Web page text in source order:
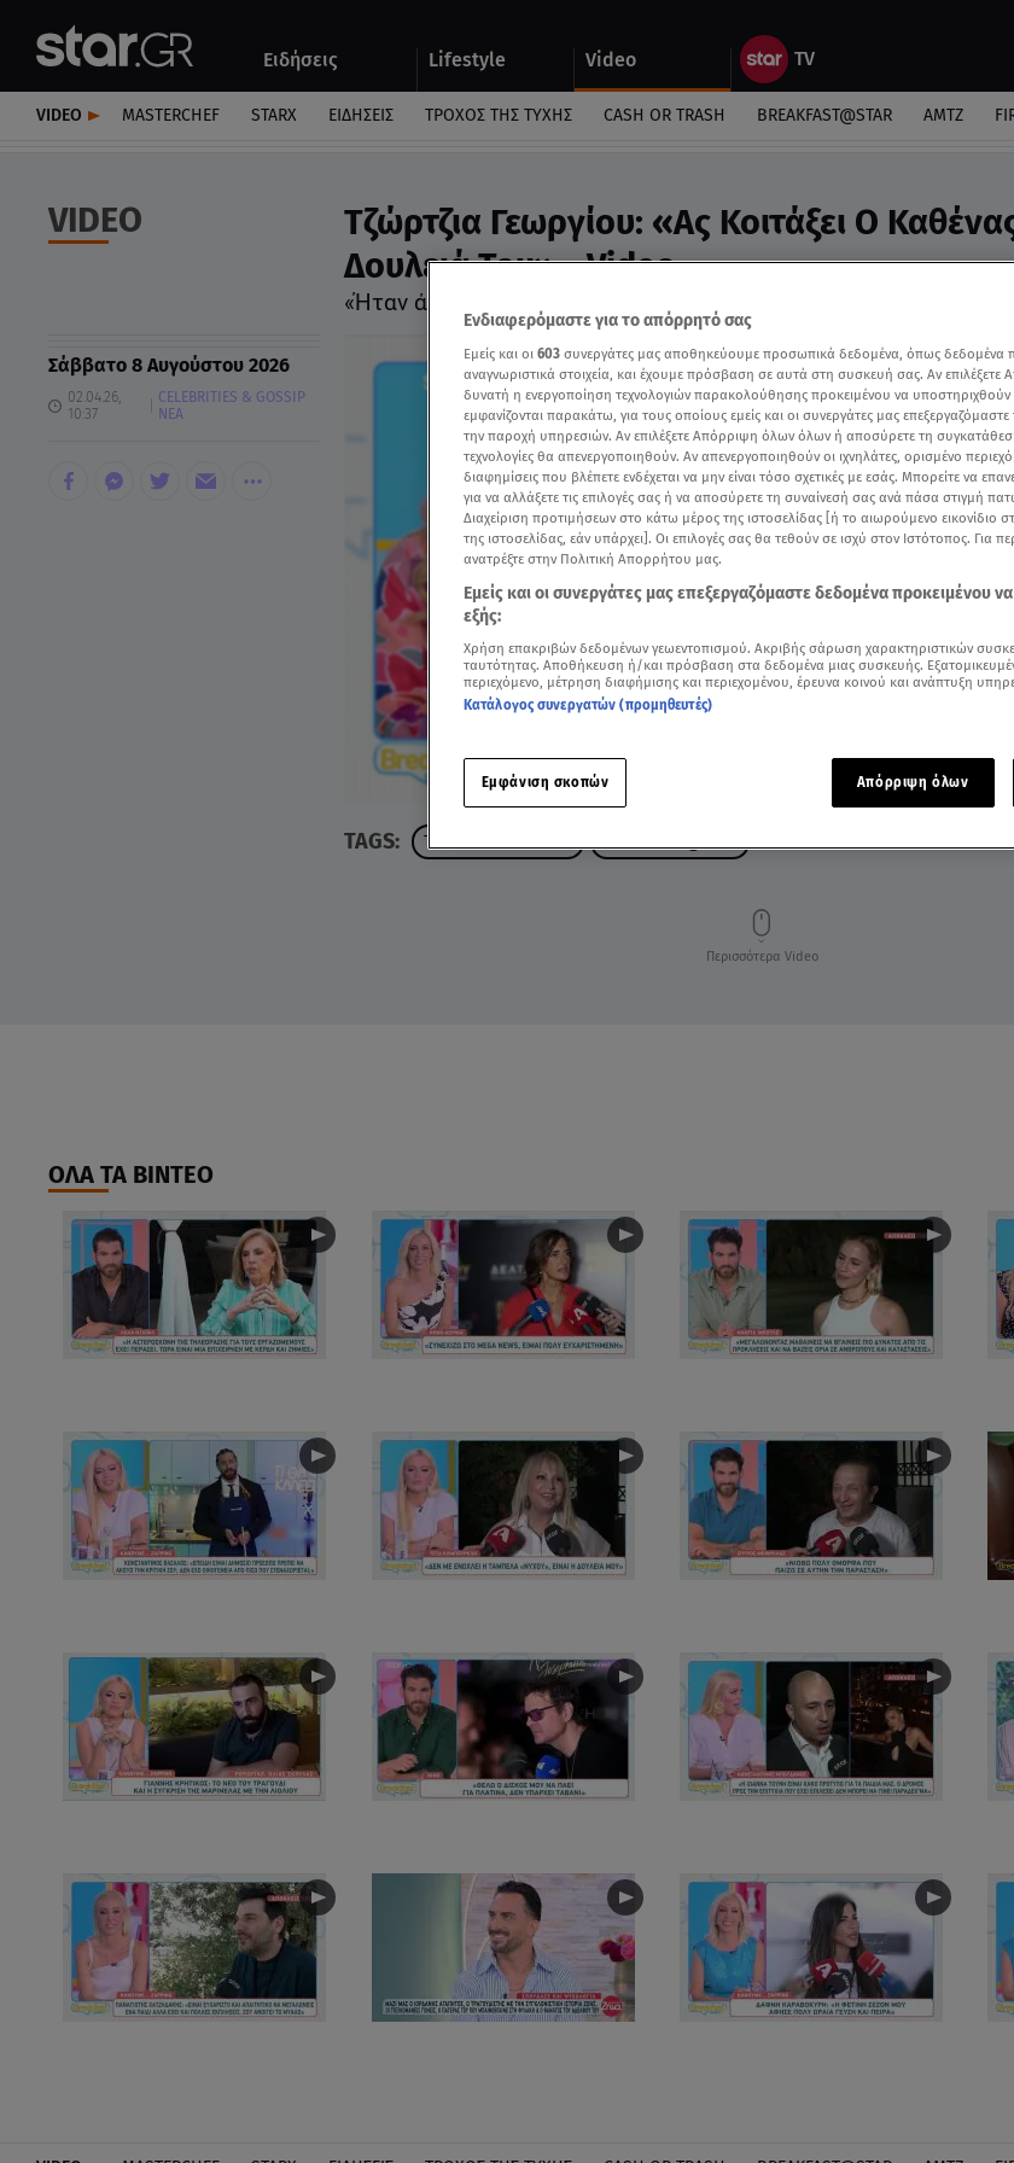
Ειδήσεις Lifestyle Video
Αυτοκίνητο
VIDEO MASTERCHEF STARX ΕΙΔΉΣΕΙΣ ΤΡΟΧΌΣ ΤΗΣ ΤΎΧΗΣ CASH OR TRASH BREAKFAST@STAR ΑΜΤΖ
VIDEO
Τζώρτζια Γεωργίου: «Ας Κοιτάξει Ο
Δουλειά Του» - Video
«Ήταν άδικο»
Σάββατο 8 Αυγούστου 2026
02.04.26,
10:37
CELEBRITIES & GOSSIP
ΝΕΑ
TAGS: ΤΖΩΡΤΖΙΑ ΓΕΩΡΓΙΟΥ
Περισσότερα Video
ΟΛΑ ΤΑ ΒΙΝΤΕΟ
Ενδιαφερόμαστε για το απόρρητό σας
Εμείς και οι 603 συνεργάτες μας αποθηκεύουμε προσωπικά δεδομένα, όπως δεδομένα
αναγνωριστικά στοιχεία, και έχουμε πρόσβαση σε αυτά στη συσκευή σας. Αν επιλέξετε
δυνατή η ενεργοποίηση τεχνολογιών παρακολούθησης προκειμένου να υποστηριχθούν
εμφανίζονται παρακάτω, για τους οποίους εμείς και οι συνεργάτες μας
την παροχή υπηρεσιών. Αν επιλέξετε Απόρριψη όλων όλων ή αποσύρετε τη
τεχνολογίες θα απενεργοποιηθούν. Αν απενεργοποιηθούν οι ιχνηλάτες, ορισμένο
διαφημίσεις που βλέπετε ενδέχεται να μην είναι τόσο σχετικές με εσάς. Μπορείτε να
για να αλλάξετε τις επιλογές σας ή να αποσύρετε τη συναίνεσή σας ανά πάσα στιγμή
Διαχείριση προτιμήσεων στο κάτω μέρος της ιστοσελίδας [ή το αιωρούμενο εικονίδιο
της ιστοσελίδας, εάν υπάρχει]. Οι επιλογές σας θα τεθούν σε ισχύ στον Ιστότοπος. Για
ανατρέξτε στην Πολιτική Απορρήτου μας.
Εμείς και οι συνεργάτες μας επεξεργαζόμαστε δεδομένα προκειμένου
εξής:
Χρήση επακριβών δεδομένων γεωεντοπισμού. Ακριβής σάρωση χαρακτηριστικών
ταυτότητας. Αποθήκευση ή/και πρόσβαση στα δεδομένα μιας συσκευής.
περιεχόμενο, μέτρηση διαφήμισης και περιεχομένου, έρευνα κοινού και ανάπτυξη
Κατάλογος συνεργατών (προμηθευτές)
Εμφάνιση σκοπών Απόρριψη όλων